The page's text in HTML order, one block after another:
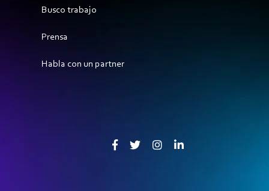
Busco trabajo
Prensa
Habla con un partner